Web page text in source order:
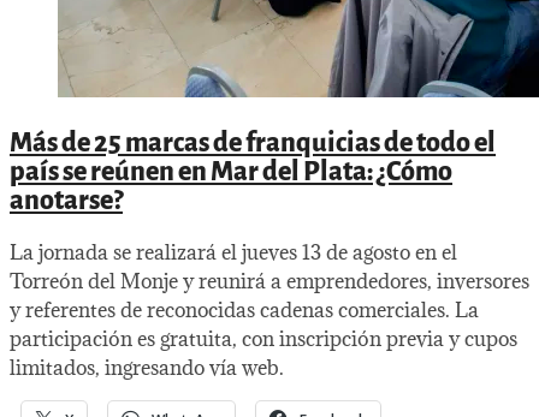
Más de 25 marcas de franquicias de todo el
país se reúnen en Mar del Plata: ¿Cómo
anotarse?
La jornada se realizará el jueves 13 de agosto en el
Torreón del Monje y reunirá a emprendedores, inversores
y referentes de reconocidas cadenas comerciales. La
participación es gratuita, con inscripción previa y cupos
limitados, ingresando vía web.